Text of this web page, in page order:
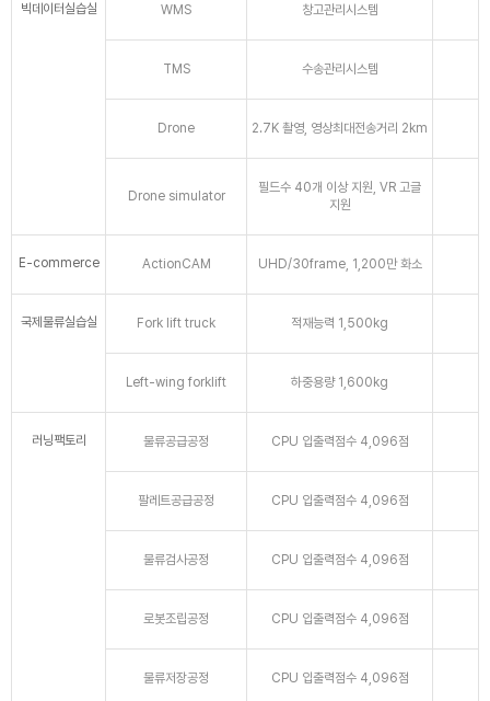
빅데이터실습실 WMS 창고관리시스템
TMS 수송관리시스템
Drone 2.7K 촬영, 영상최대전송거리 2km
Drone simulator
필드수 40개 이상 지원, VR 고글
지원
E-commerce ActionCAM UHD/30frame, 1,200만 화소
국제물류실습실 Fork lift truck 적재능력 1,500kg
Left-wing forklift 하중용량 1,600kg
러닝팩토리 물류공급공정 CPU 입출력점수 4,096점
팔레트공급공정 CPU 입출력점수 4,096점
물류검사공정 CPU 입출력점수 4,096점
로봇조립공정 CPU 입출력점수 4,096점
물류저장공정 CPU 입출력점수 4,096점